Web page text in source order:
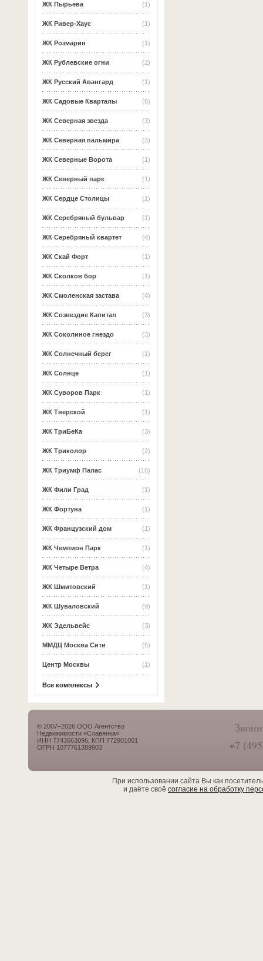
(1)
ЖК Пырьева
(1)
ЖК Ривер-Хаус
(1)
ЖК Розмарин
(2)
ЖК Рублевские огни
(1)
ЖК Русский Авангард
(6)
ЖК Садовые Кварталы
(3)
ЖК Северная звезда
(3)
ЖК Северная пальмира
(1)
ЖК Северные Ворота
(1)
ЖК Северный парк
(1)
ЖК Сердце Столицы
(1)
ЖК Серебряный бульвар
(4)
ЖК Серебряный квартет
(1)
ЖК Скай Форт
(1)
ЖК Сколков бор
(4)
ЖК Смоленская застава
(3)
ЖК Созвездие Капитал
(3)
ЖК Соколиное гнездо
(1)
ЖК Солнечный берег
(1)
ЖК Солнце
(1)
ЖК Суворов Парк
(1)
ЖК Тверской
(3)
ЖК ТриБеКа
(2)
ЖК Триколор
(16)
ЖК Триумф Палас
(1)
ЖК Фили Град
(1)
ЖК Фортуна
(1)
ЖК Французский дом
(1)
ЖК Чемпион Парк
(4)
ЖК Четыре Ветра
(1)
ЖК Шмитовский
(9)
ЖК Шуваловский
(3)
ЖК Эдельвейс
(5)
ММДЦ Москва Сити
(1)
Центр Москвы
Все комплексы
© 2007–2026 ООО Агентство
Недвижимости «Славянка»
ИНН 7743663096, КПП 772901001
ОГРН 1077761389903
+7
При использовании сайта Вы как
и даёте своё согласие на обработку